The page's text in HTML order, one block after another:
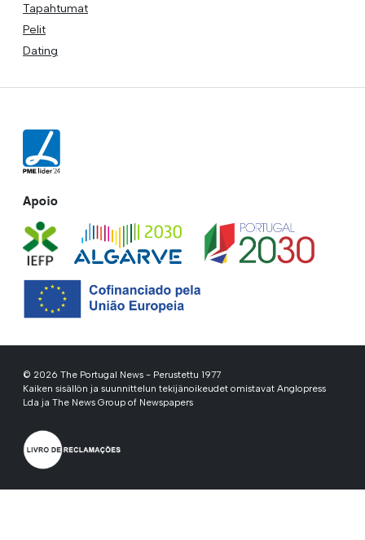
Tapahtumat
Pelit
Dating
Apoio
© 2026 The Portugal News - Perustettu 1977
Kaiken sisällön ja suunnittelun tekijänoikeudet omistavat Anglopress
Lda ja The News Group of Newspapers